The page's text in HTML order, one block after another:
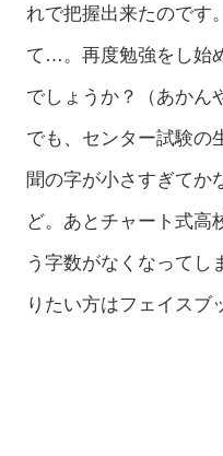
れで把握出来たのです
て…。再度勉強をし始
でしょうか？（あかん
でも、センター試験の
聞の字が小さすぎてか
ど。あとチャート式高
う字数がなくなってし
りたい方はフェイスブ